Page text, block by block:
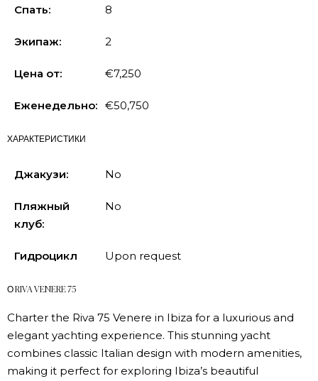
Спать: 8
Экипаж: 2
Цена от: €7,250
Еженедельно: €50,750
ХАРАКТЕРИСТИКИ
Джакузи: No
Пляжный
клуб:
No
Гидроцикл Upon request
О RIVA VENERE 75
Charter the Riva 75 Venere in Ibiza for a luxurious and
elegant yachting experience. This stunning yacht
combines classic Italian design with modern amenities,
making it perfect for exploring Ibiza’s beautiful